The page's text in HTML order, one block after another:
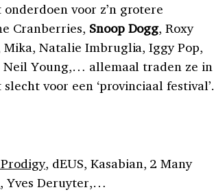
voor z’n grotere
Cranberries, Snoop Dogg, Roxy
Natalie Imbruglia, Iggy Pop,
Neil Young,… allemaal traden ze in
voor een ‘provinciaal festival’.
, dEUS, Kasabian, 2 Many
, Yves Deruyter,…